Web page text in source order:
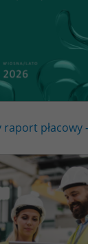
raport płacowy